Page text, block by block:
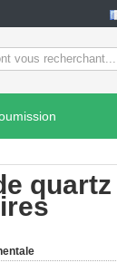
quartz